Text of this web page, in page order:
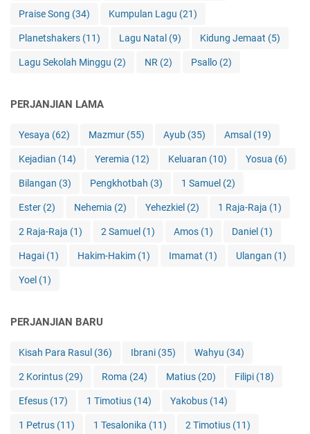
Praise Song (34) Kumpulan Lagu (21)
Planetshakers (11) Lagu Natal (9) Kidung Jemaat (5)
Lagu Sekolah Minggu (2) NR (2) Psallo (2)
PERJANJIAN LAMA
Yesaya (62) Mazmur (55) Ayub (35) Amsal (19)
Kejadian (14) Yeremia (12) Keluaran (10) Yosua (6)
Bilangan (3) Pengkhotbah (3) 1 Samuel (2)
Ester (2) Nehemia (2) Yehezkiel (2) 1 Raja-Raja (1)
2 Raja-Raja (1) 2 Samuel (1) Amos (1) Daniel (1)
Hagai (1) Hakim-Hakim (1) Imamat (1) Ulangan (1)
Yoel (1)
PERJANJIAN BARU
Kisah Para Rasul (36) Ibrani (35) Wahyu (34)
2 Korintus (29) Roma (24) Matius (20) Filipi (18)
Efesus (17) 1 Timotius (14) Yakobus (14)
1 Petrus (11) 1 Tesalonika (11) 2 Timotius (11)